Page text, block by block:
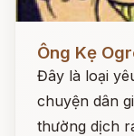
Đọc ngay
Ông Kẹ
Đây là loại
chuyện dân
thường dịch